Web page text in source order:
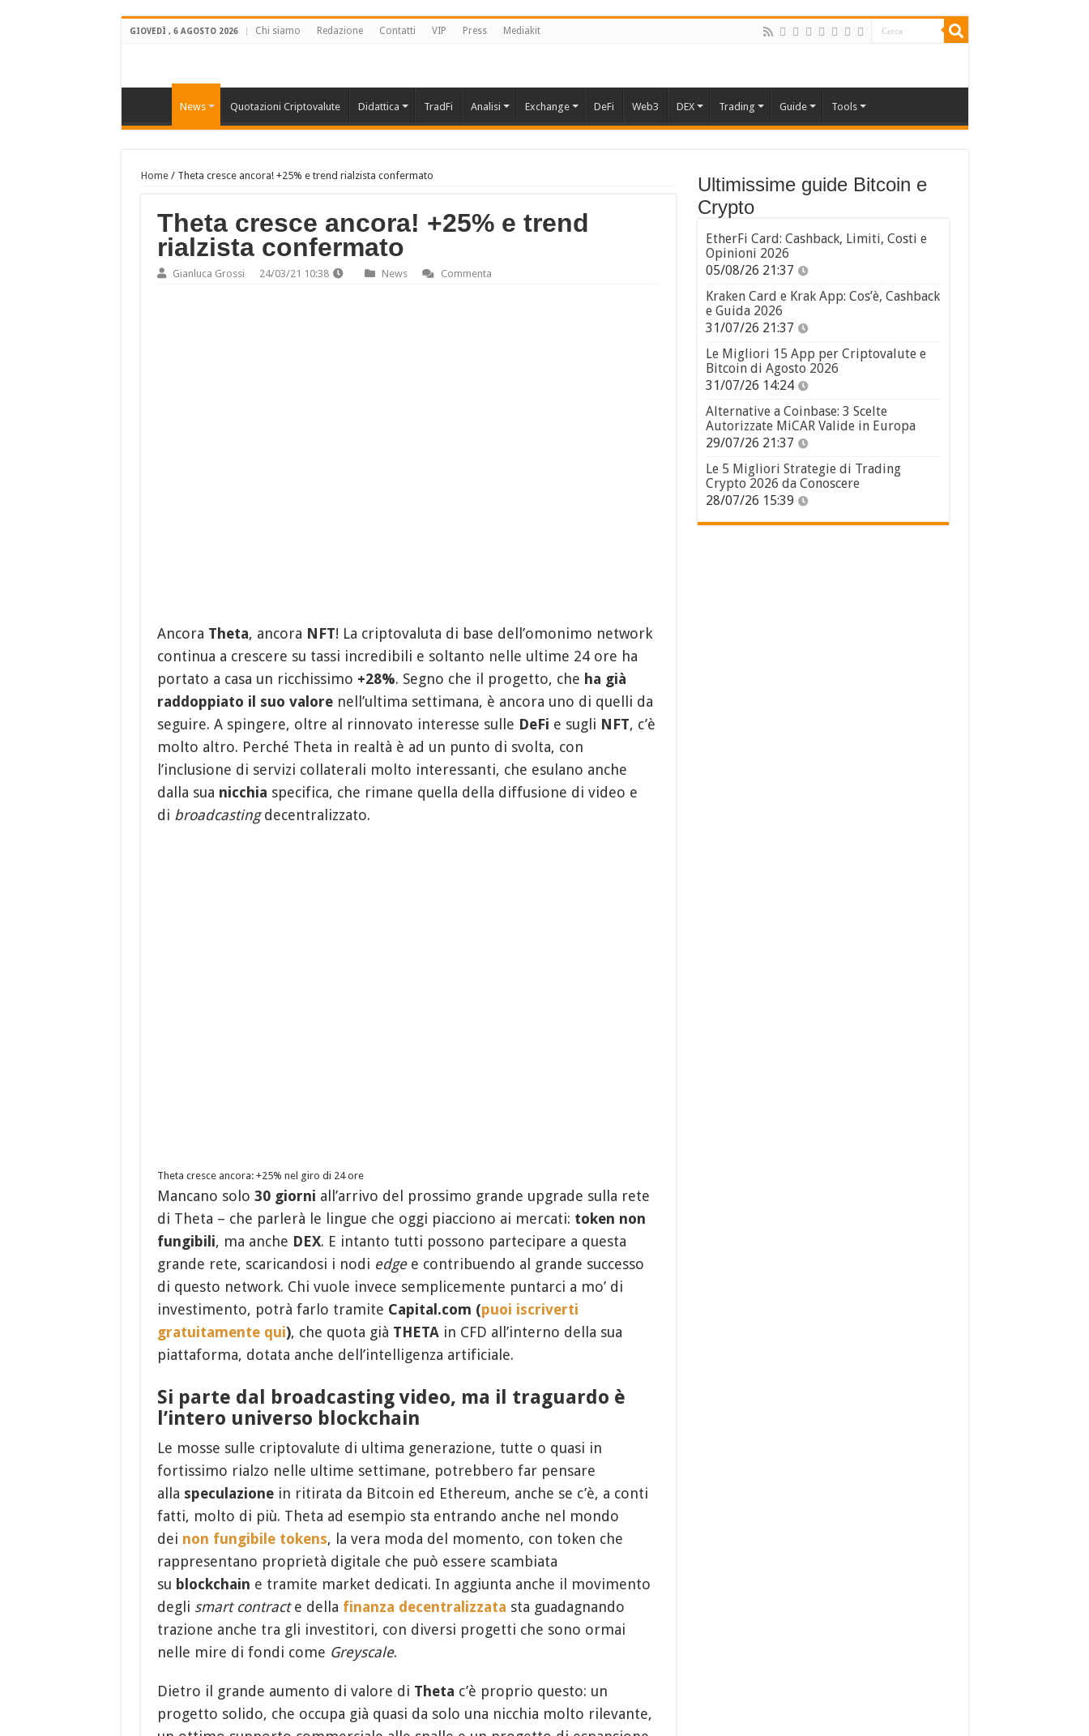
GIOVEDÌ , 6 AGOSTO 2026 Chi siamo Redazione Contatti VIP Press Mediakit
News Quotazioni Criptovalute Didattica TradFi Analisi Exchange DeFi Web3 DEX Trading Guide Tools
Home/ Theta cresce ancora! +25% e trend rialzista confermato
Theta cresce ancora! +25% e trend
rialzista confermato
Gianluca Grossi 24/03/21 10:38 News Commenta
Ancora Theta, ancora NFT! La criptovaluta di base dell’omonimo network
continua a crescere su tassi incredibili e soltanto nelle ultime 24 ore ha
portato a casa un ricchissimo +28%. Segno che il progetto, che ha già
raddoppiato il suo valorenell’ultima settimana, è ancora uno di quelli da
seguire. A spingere, oltre al rinnovato interesse sulle DeFi e sugli NFT, c’è
molto altro. Perché Theta in realtà è ad un punto di svolta, con
l’inclusione di servizi collaterali molto interessanti, che esulano anche
dalla sua nicchia specifica, che rimane quella della diffusione di video e
di broadcastingdecentralizzato.
Theta cresce ancora: +25% nel giro di 24 ore
Mancano solo 30 giorni all’arrivo del prossimo grande upgrade sulla rete
di Theta – che parlerà le lingue che oggi piacciono ai mercati: token non
fungibili, ma anche DEX. E intanto tutti possono partecipare a questa
grande rete, scaricandosi i nodi edgee contribuendo al grande successo
di questo network. Chi vuole invece semplicemente puntarci a mo’ di
investimento, potrà farlo tramite Capital.com (puoi iscriverti
gratuitamente qui), che quota già THETA in CFD all’interno della sua
piattaforma, dotata anche dell’intelligenza artificiale.
Si parte dal broadcasting video, ma il traguardo è
l’intero universo blockchain
Le mosse sulle criptovalute di ultima generazione, tutte o quasi in
fortissimo rialzo nelle ultime settimane, potrebbero far pensare
alla speculazionein ritirata da Bitcoin ed Ethereum, anche se c’è, a conti
fatti, molto di più. Theta ad esempio sta entrando anche nel mondo
dei non fungibile tokens, la vera moda del momento, con token che
rappresentano proprietà digitale che può essere scambiata
su blockchain e tramite market dedicati. In aggiunta anche il movimento
degli smart contracte della finanza decentralizzata sta guadagnando
trazione anche tra gli investitori, con diversi progetti che sono ormai
nelle mire di fondi come Greyscale.
Dietro il grande aumento di valore di Theta c’è proprio questo: un
progetto solido, che occupa già quasi da solo una nicchia molto rilevante,
Ultimissime guide Bitcoin e
Crypto
EtherFi Card: Cashback, Limiti, Costi e
Opinioni 2026
05/08/26 21:37
Kraken Card e Krak App: Cos’è, Cashback
e Guida 2026
31/07/26 21:37
Le Migliori 15 App per Criptovalute e
Bitcoin di Agosto 2026
31/07/26 14:24
Alternative a Coinbase: 3 Scelte
Autorizzate MiCAR Valide in Europa
29/07/26 21:37
Le 5 Migliori Strategie di Trading
Crypto 2026 da Conoscere
28/07/26 15:39